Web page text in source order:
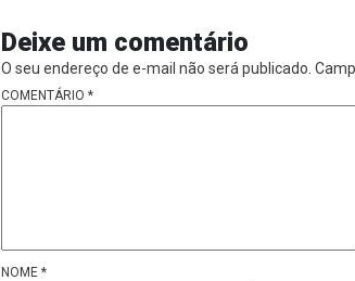
Deixe um comentário
O seu endereço de e-mail não será publicado.
COMENTÁRIO *
NOME *